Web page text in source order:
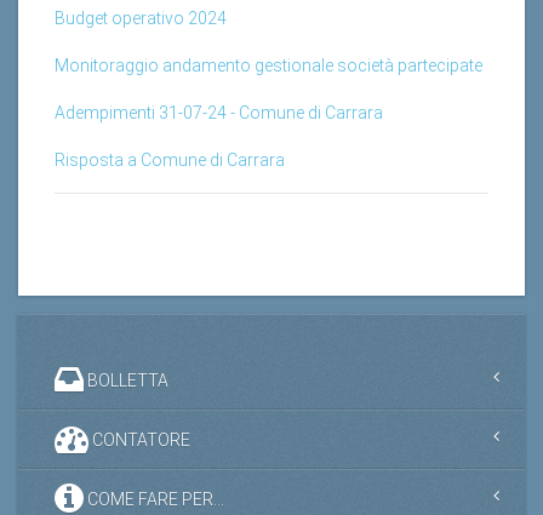
Budget operativo 2024
Monitoraggio andamento gestionale società partecipate
Adempimenti 31-07-24 - Comune di Carrara
Risposta a Comune di Carrara
BOLLETTA
CONTATORE
COME FARE PER...